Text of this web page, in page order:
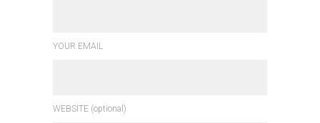
YOUR EMAIL
WEBSITE (optional)